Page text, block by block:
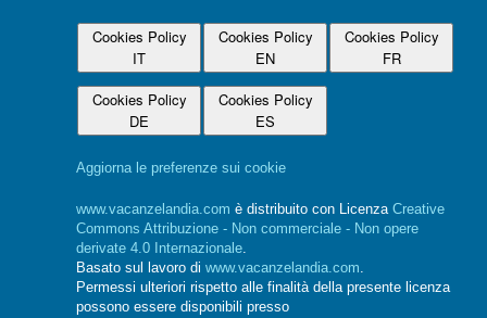
Cookies Policy
IT
Cookies Policy
EN
Cookies Policy
FR
Cookies Policy
DE
Cookies Policy
ES
Aggiorna le preferenze sui cookie
www.vacanzelandia.com è distribuito con Licenza Creative
Commons Attribuzione - Non commerciale - Non opere
derivate 4.0 Internazionale.
Basato sul lavoro di www.vacanzelandia.com.
Permessi ulteriori rispetto alle finalità della presente licenza
possono essere disponibili presso